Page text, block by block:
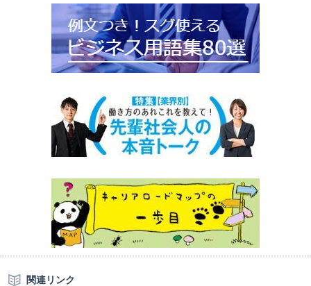
関連リンク